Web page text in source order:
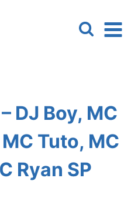
DJ Boy, MC
Tuto, MC
Ryan SP